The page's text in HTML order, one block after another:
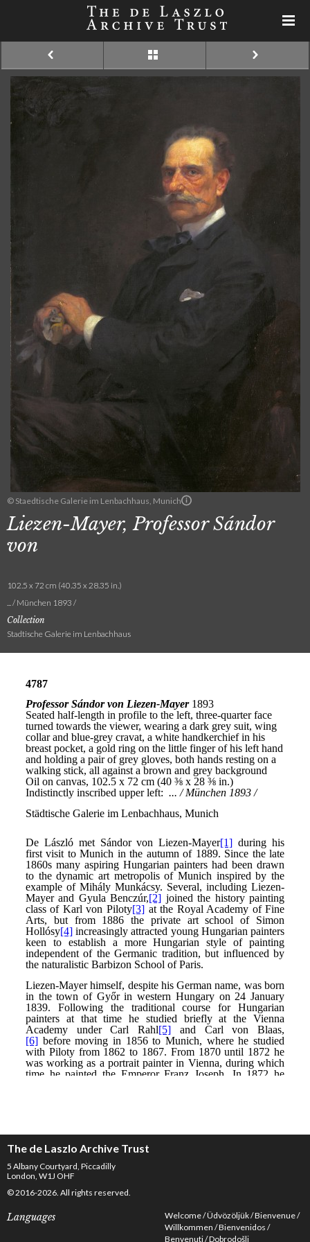
© Staedtische Galerie im Lenbachhaus, Munich
Liezen-Mayer, Professor Sándor
von
102.5 x 72 cm (40.35 x 28.35 in.)
... / München 1893 /
Collection
Stadtische Galerie im Lenbachhaus
The de Laszlo Archive Trust
5 Albany Courtyard, Piccadilly
London, W1J OHF
© 2016-2026. All rights reserved.
Languages Welcome Üdvözöljük Bienvenue
Willkommen Bienvenidos
Benvenuti Dobrodošli